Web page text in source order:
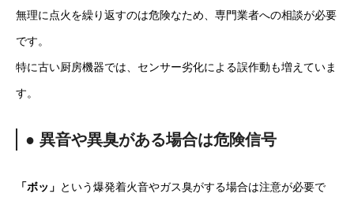
無理に点火を繰り返すのは危険なため、専門業者への相談が必要
です。
特に古い厨房機器では、センサー劣化による誤作動も増えていま
す。
● 異音や異臭がある場合は危険信号
「ボッ」 という爆発着火音やガス臭がする場合は注意が必要で